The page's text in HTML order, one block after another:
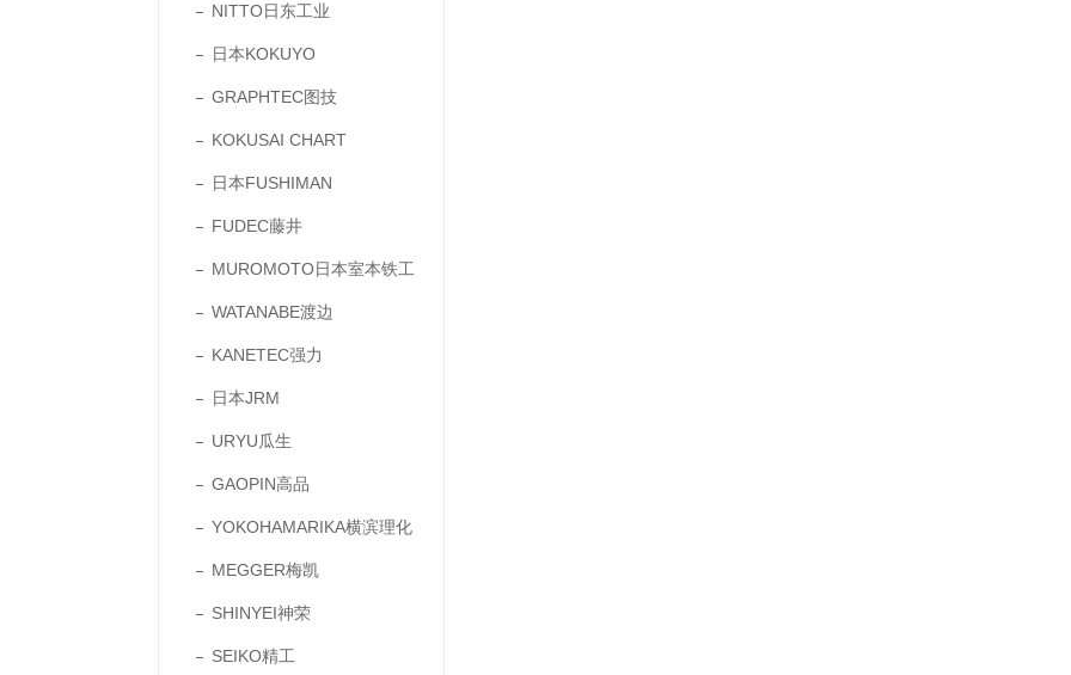
NITTO日东工业
日本KOKUYO
GRAPHTEC图技
KOKUSAI CHART
日本FUSHIMAN
FUDEC藤井
MUROMOTO日本室本铁工
WATANABE渡边
KANETEC强力
日本JRM
URYU瓜生
GAOPIN高品
YOKOHAMARIKA横滨理化
MEGGER梅凯
SHINYEI神荣
SEIKO精工